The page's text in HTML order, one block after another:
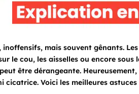
mais souvent gênants.
le cou, les aisselles ou encore
être dérangeante.
cicatrice. Voici les meilleures